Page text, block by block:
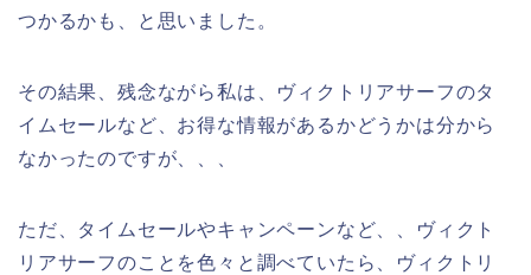
つかるかも、と思いました。
その結果、残念ながら私は、ヴィクトリアサーフのタ
イムセールなど、お得な情報があるかどうかは分から
なかったのですが、、、
ただ、タイムセールやキャンペーンなど、、ヴィクト
リアサーフのことを色々と調べていたら、ヴィクトリ